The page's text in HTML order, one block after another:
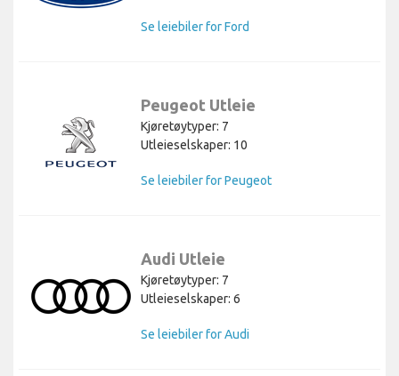
Se leiebiler for Ford
Peugeot Utleie
Kjøretøytyper: 7
Utleieselskaper: 10
Se leiebiler for Peugeot
Audi Utleie
Kjøretøytyper: 7
Utleieselskaper: 6
Se leiebiler for Audi